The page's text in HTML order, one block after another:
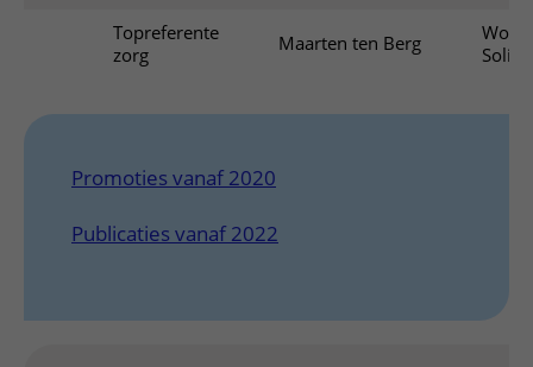
Topreferente
zorg
Maarten ten Berg
Promoties vanaf 2020
Publicaties vanaf 2022